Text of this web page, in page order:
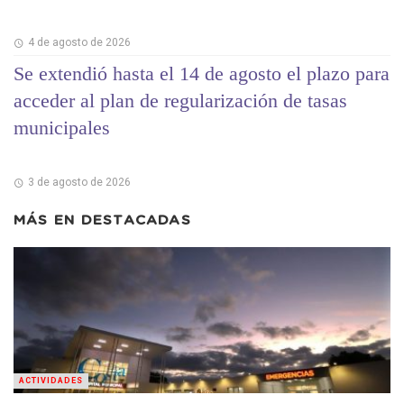
4 de agosto de 2026
Se extendió hasta el 14 de agosto el plazo para
acceder al plan de regularización de tasas
municipales
3 de agosto de 2026
MÁS EN DESTACADAS
ACTIVIDADES